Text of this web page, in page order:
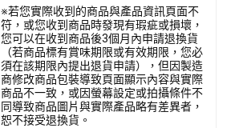
※若您實際收到的商品與產品資訊頁面不
符，或您收到商品時發現有瑕疵或損壞，
您可以在收到商品後3個月內申請退換貨
（若商品標有賞味期限或有效期限，您必
須在該期限內提出退貨申請），但因製造
商修改商品包裝導致頁面顯示內容與實際
商品不一致，或因螢幕設定或拍攝條件不
同導致商品圖片與實際產品略有差異者，
恕不接受退換貨。